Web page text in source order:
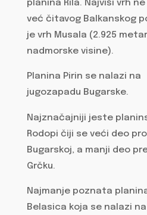
planina Rila. Najviši vrh ne
već čitavog Balkanskog
je vrh Musala (2.925
nadmorske visine).
Planina Pirin se nalazi na
jugozapadu Bugarske.
Najznačajniji jeste
Rodopi čiji se veći deo
Bugarskoj, a manji deo
Grčku.
Najmanje poznata
Belasica koja se nalazi